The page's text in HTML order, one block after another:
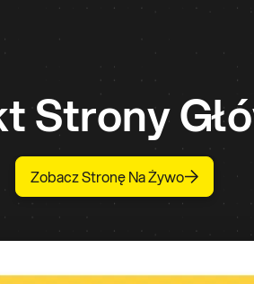
Strony
Zobacz Stronę Na Żywo